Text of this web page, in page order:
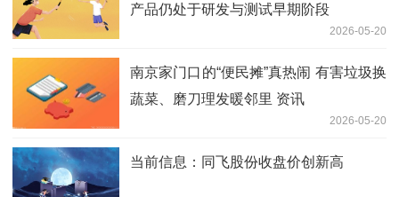
产品仍处于研发与测试早期阶段
2026-05-20
南京家门口的“便民摊”真热闹 有害垃圾换
蔬菜、磨刀理发暖邻里 资讯
2026-05-20
当前信息：同飞股份收盘价创新高